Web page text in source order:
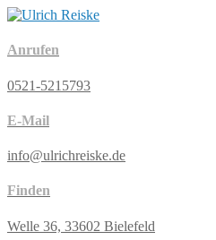
Anrufen
0521-5215793
E-Mail
info@ulrichreiske.de
Finden
Welle 36, 33602 Bielefeld